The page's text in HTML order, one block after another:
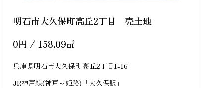
明石市大久保町高丘2丁目 売土地
0円 / 158.09㎡
兵庫県明石市大久保町高丘2丁目1-16
JR神戸線(神戸～姫路)「大久保駅」